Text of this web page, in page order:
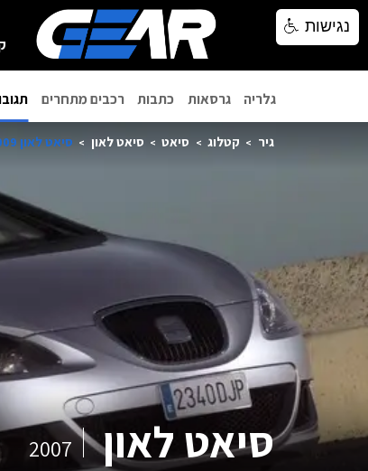
גלריה גרסאות כתבות רכבים מתחרים
גיר קטלוג סיאט סיאט לאון סיאט לאון 2009
סיאט לאון 2007
נגישות
נגישות